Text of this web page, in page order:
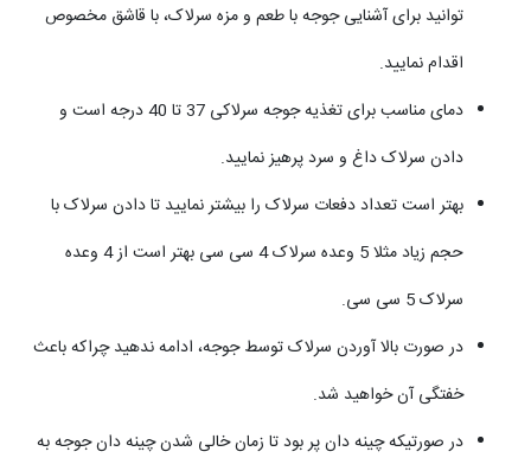
توانید برای آشنایی جوجه با طعم و مزه سرلاک، با قاشق مخصوص
اقدام نمایید.
دمای مناسب برای تغذیه جوجه سرلاکی 37 تا 40 درجه است و
دادن سرلاک داغ و سرد پرهیز نمایید.
بهتر است تعداد دفعات سرلاک را بیشتر نمایید تا دادن سرلاک با
حجم زیاد مثلا 5 وعده سرلاک 4 سی سی بهتر است از 4 وعده
سرلاک 5 سی سی.
در صورت بالا آوردن سرلاک توسط جوجه، ادامه ندهید چراکه باعث
خفتگی آن خواهید شد.
در صورتیکه چینه دان پر بود تا زمان خالی شدن چینه دان جوجه به